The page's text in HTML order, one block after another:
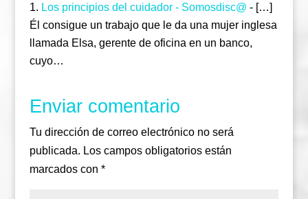
Los principios del cuidador - Somosdisc@ - […]
Él consigue un trabajo que le da una mujer inglesa
llamada Elsa, gerente de oficina en un banco,
cuyo…
Enviar comentario
Tu dirección de correo electrónico no será
publicada. Los campos obligatorios están
marcados con *